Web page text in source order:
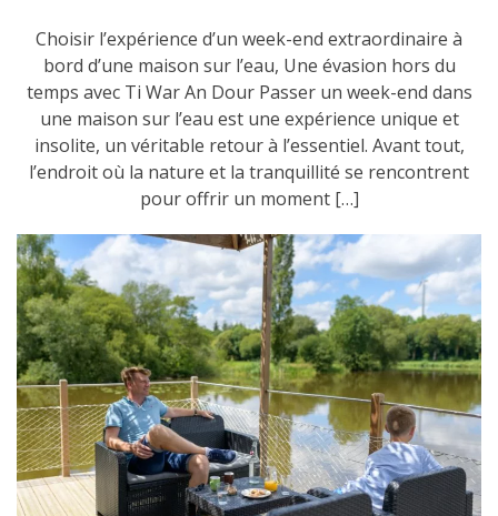
Choisir l’expérience d’un week-end extraordinaire à
bord d’une maison sur l’eau, Une évasion hors du
temps avec Ti War An Dour Passer un week-end dans
une maison sur l’eau est une expérience unique et
insolite, un véritable retour à l’essentiel. Avant tout,
l’endroit où la nature et la tranquillité se rencontrent
pour offrir un moment […]